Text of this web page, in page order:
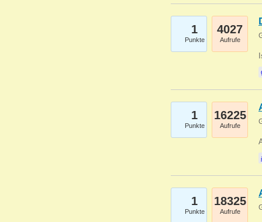
1
Punkte
4027
Aufrufe
1
Punkte
16225
Aufrufe
1
Punkte
18325
Aufrufe